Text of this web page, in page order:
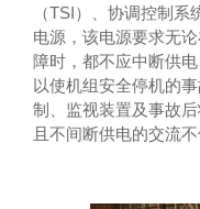
（TSI）、协调控制
电源，该电源要求无
障时，都不应中断供
以使机组安全停机的
制、监视装置及事故
且不间断供电的交流不